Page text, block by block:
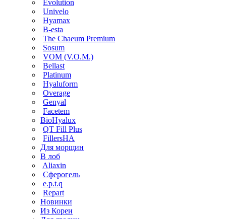
Evolution
Univelo
Hyamax
B-esta
The Chaeum Premium
Sosum
VOM (V.O.M.)
Bellast
Platinum
Hyaluform
Overage
Genyal
Facetem
BioHyalux
QT Fill Plus
FillersHA
Для морщин
В лоб
Aliaxin
Сферогель
e.p.t.q
Repart
Новинки
Из Кореи